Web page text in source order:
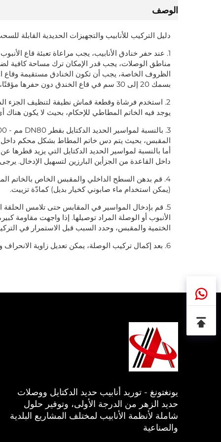
الوصف
دليل التركيب للأنابيب والتجهيزات الحديدية القابلة
1. عند حفر خنادق الأنابيب، يجب مراعاة تعبئة قاع
مناطق الوصلات، يجب قدر الإمكان ترك مساحة كافية
الظروف الخاصة، يجب أن تكون الخنادق مستقيمة وقاع
بسمك 20 إلى 30 سم في قاع الخندق دون حفرها مؤقتًا، ويتم تنظيفها يدويًا إلى المناسيب المطلوبة.
2. استخدم فرشاة وقطعة قماش نظيفة لتنظيف الجزء
يوجد فيه الخاتم المطاطي للإحكام، بحيث لا يكون هناك
المقبس، بحيث يتم دس خاتم المطاط بشكل محكم داخل
داخل القاعدة من الجزأين البارزين لتسهيل الإدخال.
4. قم بدهن السطح الداخلي والمقبس الخاص بالخاتم
(يمكن استخدام ماء صابوني كخيار بديل) كمادّة تزييت.
5. قم بإدخال المواسير في المقابس حتى تلامس
الأنبوب أو الوصلة المراد توصيلها. إذا واجهت مقاومة
الختمية والمقبس، وحدد السبب قبل الاستمرار في
6. بعد إكمال تركيب الوصلة، يمكن تعديل زاوية الانحراف وفقًا لقطر الأنبوب.
يونغتونغ - توريد أنابيب حديد الدكتايل ووصلات
حديد الزهر من الدرجة الأولى، وتوفير حلول
شاملة لأنظمة الأنابيب لمختلف المشاريع البلدية
والصناعية